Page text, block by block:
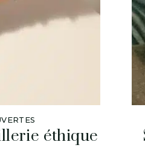
éthique